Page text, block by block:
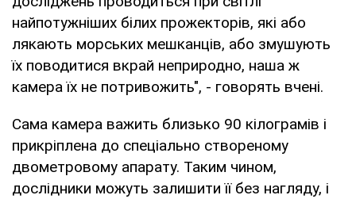
найпотужніших білих прожекторів, які або
лякають морських мешканців, або змушують
їх поводитися вкрай неприродно, наша ж
камера їх не потривожить", - говорять вчені.
Сама камера важить близько 90 кілограмів і
прикріплена до спеціально створеному
двометровому апарату. Таким чином,
дослідники можуть залишити її без нагляду, і